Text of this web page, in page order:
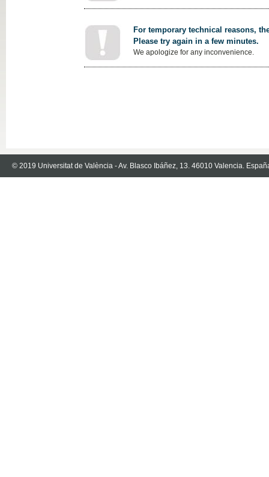
For temporary technical reasons,
Please try again in a few minutes.
We apologize for any inconvenience.
© 2019 Universitat de València - Av. Blasco Ibáñez, 13. 46010 Valencia.